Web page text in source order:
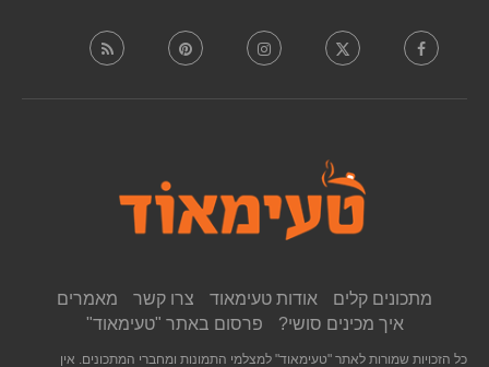
מתכונים קלים אודות טעימאוד צרו קשר
מאמרים
איך מכינים סושי?
פרסום באתר "טעימאוד"
כל הזכויות שמורות לאתר "טעימאוד" למצלמי התמונות ומחברי המתכונים. אין